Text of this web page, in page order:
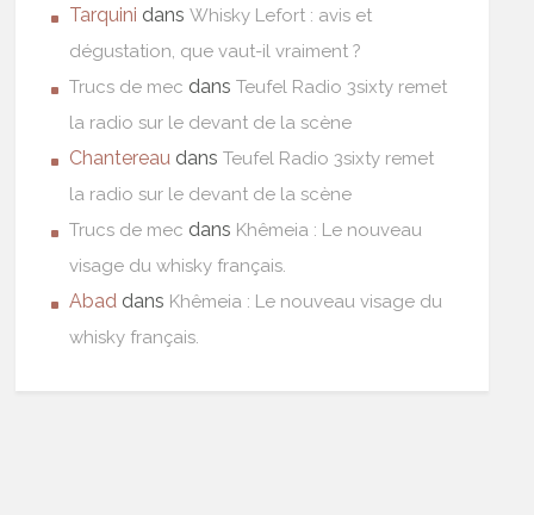
Tarquini dansWhisky Lefort : avis et
dégustation, que vaut-il vraiment ?
Trucs de mec dansTeufel Radio 3sixty remet
la radio sur le devant de la scène
Chantereau dansTeufel Radio 3sixty remet
la radio sur le devant de la scène
Trucs de mec dans Khêmeia : Le nouveau
visage du whisky français.
Abad dans Khêmeia : Le nouveau visage du
whisky français.